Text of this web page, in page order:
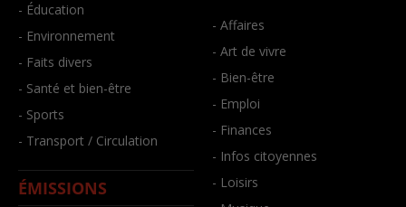
- Éducation
- Environnement
- Faits divers
- Santé et bien-être
- Sports
- Transport / Circulation
ÉMISSIONS
- Affaires
- Art de vivre
- Bien-être
- Emploi
- Finances
- Infos citoyennes
- Loisirs